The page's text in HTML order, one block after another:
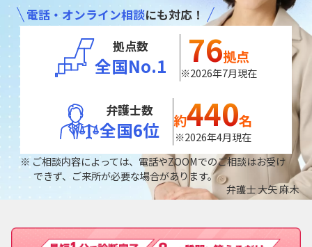
電話・オンライン相談にも対応！
拠点数
全国No.1 76拠点
※2026年7月現在
弁護士数
全国6位 約440名
※2026年4月現在
ご相談内容によっては、電話やZOOMでのご相談はお受け
できず、ご来所が必要な場合があります。
弁護士 大矢 麻木